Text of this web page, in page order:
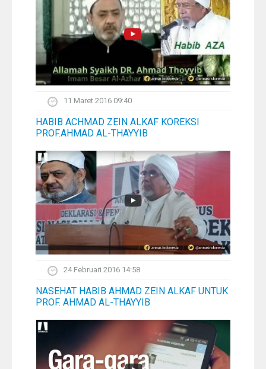
Download
Peta Lokasi
11 Maret 2016 09:40
HABIB ACHMAD ZEIN ALKAF KOREKSI
PROF.AHMAD AL-THAYYIB
24 Februari 2016 14:58
NASEHAT HABIB AHMAD ZEIN ALKAF UNTUK
PROF. AHMAD AL-THAYYIB